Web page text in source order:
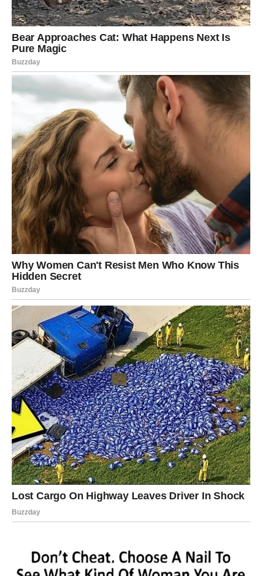
Rak
Rakovi danas osećaju sve intenzivnije nego inače. Vaše
emocije su pojačane, a srce vam jasno govori šta je istina.
Ako ste u vezi – očekujte duboke razgovore koji mogu
promeniti dinamiku odnosa. Partner može konačno
otvoriti dušu.
Ako ste dugo čekali da neko pokaže emocije – danas je
taj dan.
Slobodni Rakovi mogu doživeti sudbinski susret ili
poruku koja menja sve. Ovo nije običan dan – ovo je
trenutak kada ljubav dolazi bez upozorenja.
Lav
Lavovi danas ne mogu da ignorišu ono što osećaju.
Ponos i ego padaju u drugi plan – jer emocije postaju
jače.
U vezama dolazi do suočavanja. Ako postoji nešto što vas
muči – danas ćete to izgovoriti. I partner će morati da
odgovori iskreno.
Slobodni Lavovi mogu privući osobu koja ih vidi onakvima
kakvi zaista jesu – bez maski.
Ovo je dan kada birate ljubav – ali samo onu koja je prava.
Devica
često racionalni, ali danas nema analize – samo osećanja.